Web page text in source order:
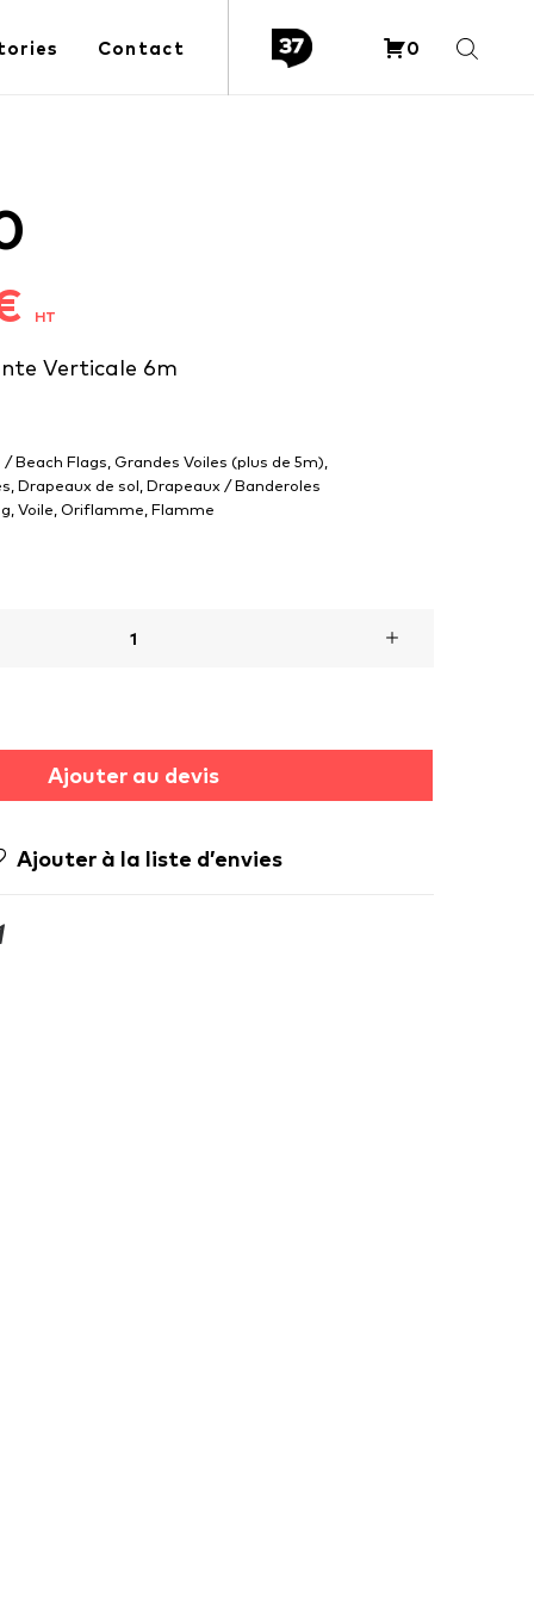
Contact 0
HT
Verticale 6m
/ Beach Flags Grandes Voiles (plus de 5m)
Drapeaux de sol Drapeaux / Banderoles
Voile Oriflamme Flamme
Ajouter au devis
Ajouter à la liste d’envies